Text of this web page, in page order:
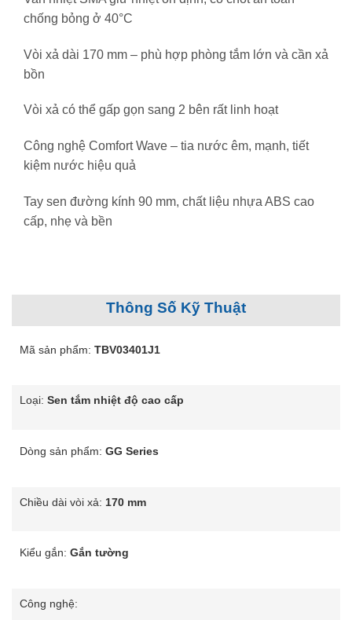
chống bỏng ở 40°C
Vòi xả dài 170 mm – phù hợp phòng tắm lớn và cần xả
bồn
Vòi xả có thể gấp gọn sang 2 bên rất linh hoạt
Công nghệ Comfort Wave – tia nước êm, mạnh, tiết
kiệm nước hiệu quả
Tay sen đường kính 90 mm, chất liệu nhựa ABS cao
cấp, nhẹ và bền
Thông Số Kỹ Thuật
Mã sản phẩm: TBV03401J1
Loại: Sen tắm nhiệt độ cao cấp
Dòng sản phẩm: GG Series
Chiều dài vòi xả: 170 mm
Kiểu gắn: Gắn tường
Công nghệ: